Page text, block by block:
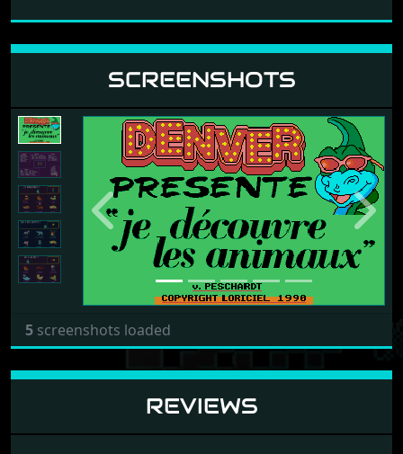
SCREENSHOTS
Previous Next
5 screenshots loaded
REVIEWS